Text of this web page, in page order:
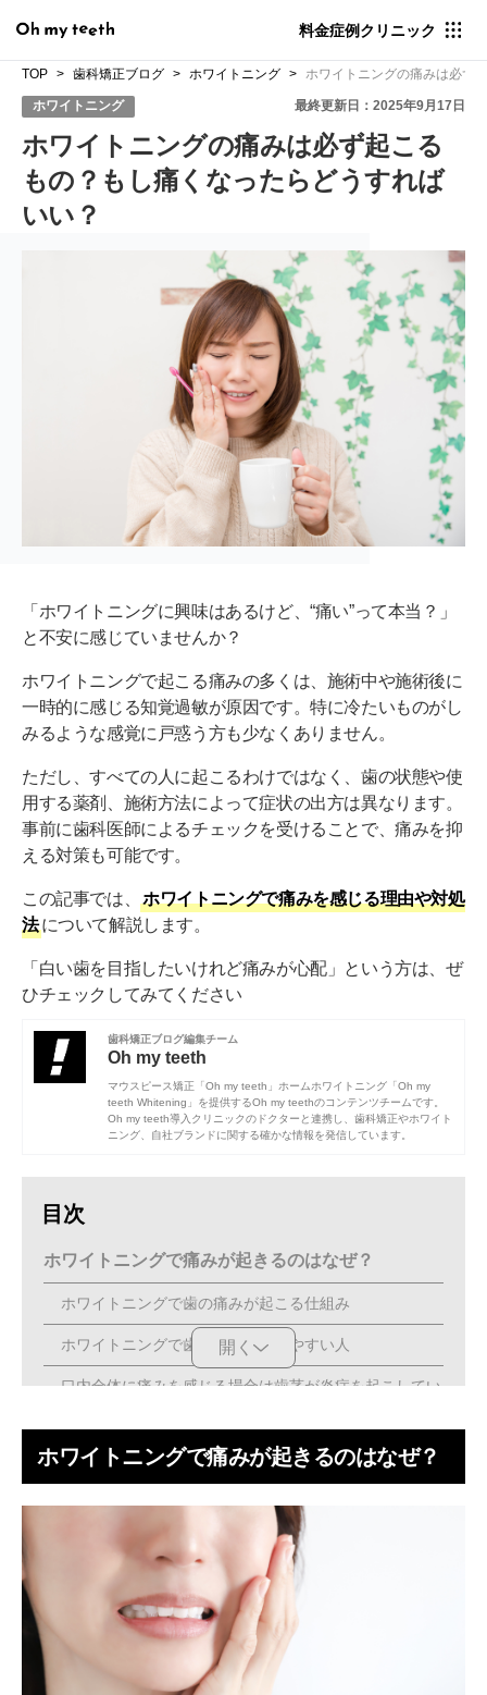
料金症例クリニック
TOP 歯科矯正ブログ ホワイトニング ホワイトニングの痛みは必ず
ホワイトニング 最終更新日：2025年9月17日
ホワイトニングの痛みは必ず起こる
もの？もし痛くなったらどうすれば
いい？
「ホワイトニングに興味はあるけど、“痛い”って本当？」
と不安に感じていませんか？
ホワイトニングで起こる痛みの多くは、施術中や施術後に
一時的に感じる知覚過敏が原因です。特に冷たいものがし
みるような感覚に戸惑う方も少なくありません。
ただし、すべての人に起こるわけではなく、歯の状態や使
用する薬剤、施術方法によって症状の出方は異なります。
事前に歯科医師によるチェックを受けることで、痛みを抑
える対策も可能です。
この記事では、
ホワイトニングで痛みを感じる理由や対処
法について解説します。
「白い歯を目指したいけれど痛みが心配」という方は、ぜ
ひチェックしてみてください
歯科矯正ブログ編集チーム
Oh my teeth
マウスピース矯正「Oh my teeth」ホームホワイトニング「Oh my
teeth Whitening」を提供するOh my teethのコンテンツチームです。
Oh my teeth導入クリニックのドクターと連携し、歯科矯正やホワイト
ニング、自社ブランドに関する確かな情報を発信しています。
目次
ホワイトニングで痛みが起きるのはなぜ？
ホワイトニングで歯の痛みが起こる仕組み
ホワイトニングで歯に痛みを感じやすい人
口内全体に痛みを感じる場合は歯茎が炎症を起こしてい
ホワイトニングの痛みはいつまで続く？
虫歯や歯周病の治療を受ける
濃度の低い薬剤を使う
定期的に歯科検診を受ける
開く
ホワイトニングで痛みが起きるのはなぜ？